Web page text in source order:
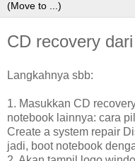
CD recovery
Langkahnya sbb:
1. Masukkan CD
notebook lainnya: cara
Create a system repair
jadi, boot notebook